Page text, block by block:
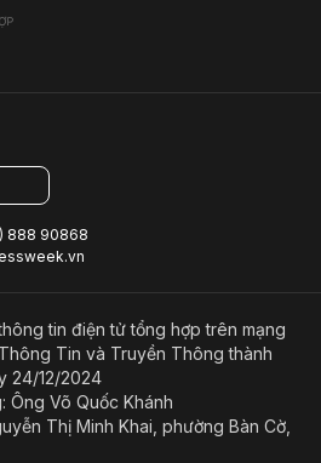
888 90868
tin điện tử tổng hợp trên mạng
Tin và Truyền Thông thành
24/12/2024
Ông Võ Quốc Khánh
Thị Minh Khai, phường Bàn Cờ,